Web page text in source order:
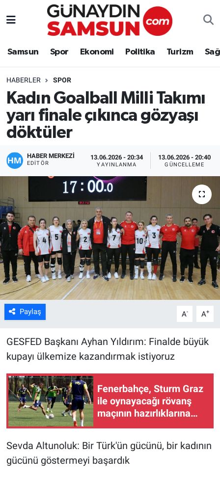
Samsun Spor Ekonomi Politika Turizm
HABERLER SPOR
Kadın Goalball Milli Takımı
yarı finale çıkınca gözyaşı
döktüler
HABER MERKEZİ
EDITÖR
13.06.2026 - 20:34
YAYINLANMA
13.06.2026 - 20:40
GÜNCELLEME
Paylaş A- A+
GESFED Başkanı Ayhan Yıldırım: Finalde büyük
kupayı ülkemize kazandırmak istiyoruz
Fenerbahçe, Sturm Graz
ile oynayacağı rövanş
maçının hazırlıklarına
başladı
Sevda Altunoluk: Bir Türk'ün gücünü, bir kadının
gücünü göstermeyi başardık
Samsun
Politika
Turizm
Sağlık
Kültür Sanat
Bilim ve Teknoloji
Genel
Nöbetçi Eczaneler
Süper Lig Puan Durumu ve Fikstür
Tüm Manşetler
Son Dakika Haberleri
Haber Arşivi